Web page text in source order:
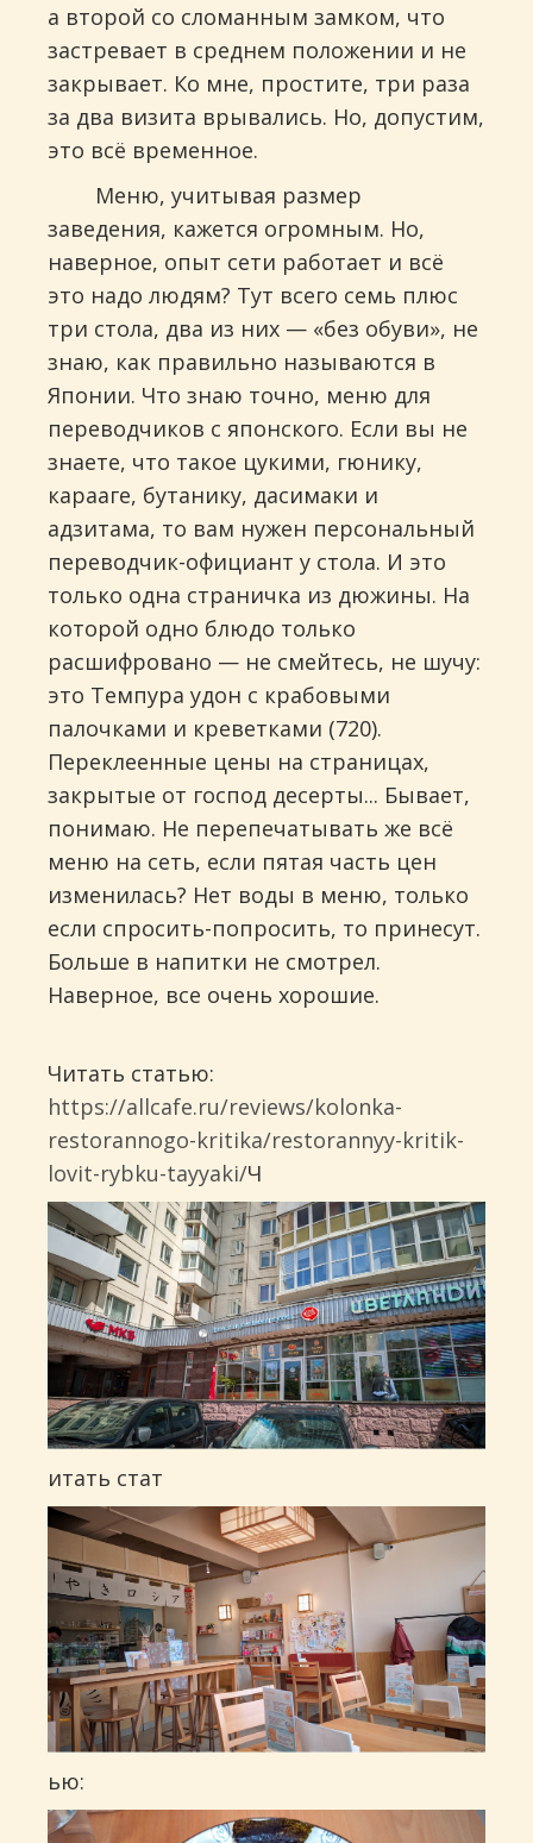
а второй со сломанным замком, что
застревает в среднем положении и не
закрывает. Ко мне, простите, три раза
за два визита врывались. Но, допустим,
это всё временное.
Меню, учитывая размер
заведения, кажется огромным. Но,
наверное, опыт сети работает и всё
это надо людям? Тут всего семь плюс
три стола, два из них — «без обуви», не
знаю, как правильно называются в
Японии. Что знаю точно, меню для
переводчиков с японского. Если вы не
знаете, что такое цукими, гюнику,
карааге, бутанику, дасимаки и
адзитама, то вам нужен персональный
переводчик-официант у стола. И это
только одна страничка из дюжины. На
которой одно блюдо только
расшифровано — не смейтесь, не шучу:
это Темпура удон с крабовыми
палочками и креветками (720).
Переклеенные цены на страницах,
закрытые от господ десерты... Бывает,
понимаю. Не перепечатывать же всё
меню на сеть, если пятая часть цен
изменилась? Нет воды в меню, только
если спросить-попросить, то принесут.
Больше в напитки не смотрел.
Наверное, все очень хорошие.
Читать статью:
https://allcafe.ru/reviews/kolonka-
restorannogo-kritika/restorannyy-kritik-
lovit-rybku-tayyaki/Ч
итать стат
ью: